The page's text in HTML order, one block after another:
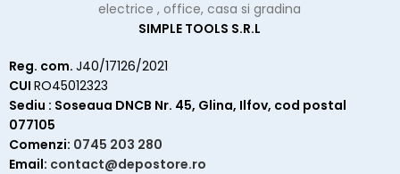
SIMPLE TOOLS S.R.L
Reg. com. J40/17126/2021
CUI RO45012323
Sediu : Soseaua DNCB Nr. 45, Glina, Ilfov, cod postal
077105
Comenzi: 0745 203 280
Email: contact@depostore.ro